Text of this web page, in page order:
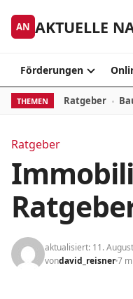
AN AKTUELLE
Förderungen
THEMEN Ratgeber
Ratgeber
aktualisiert: 11.
vondavid_reisner7